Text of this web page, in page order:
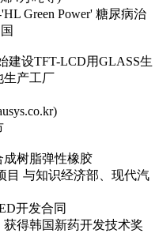
Green Power' 糖尿病治
建设TFT-LCD用GLASS生
生产工厂
树脂弹性橡胶
目 与知识经济部、现代汽
开发合同
得韩国新药开发技术奖